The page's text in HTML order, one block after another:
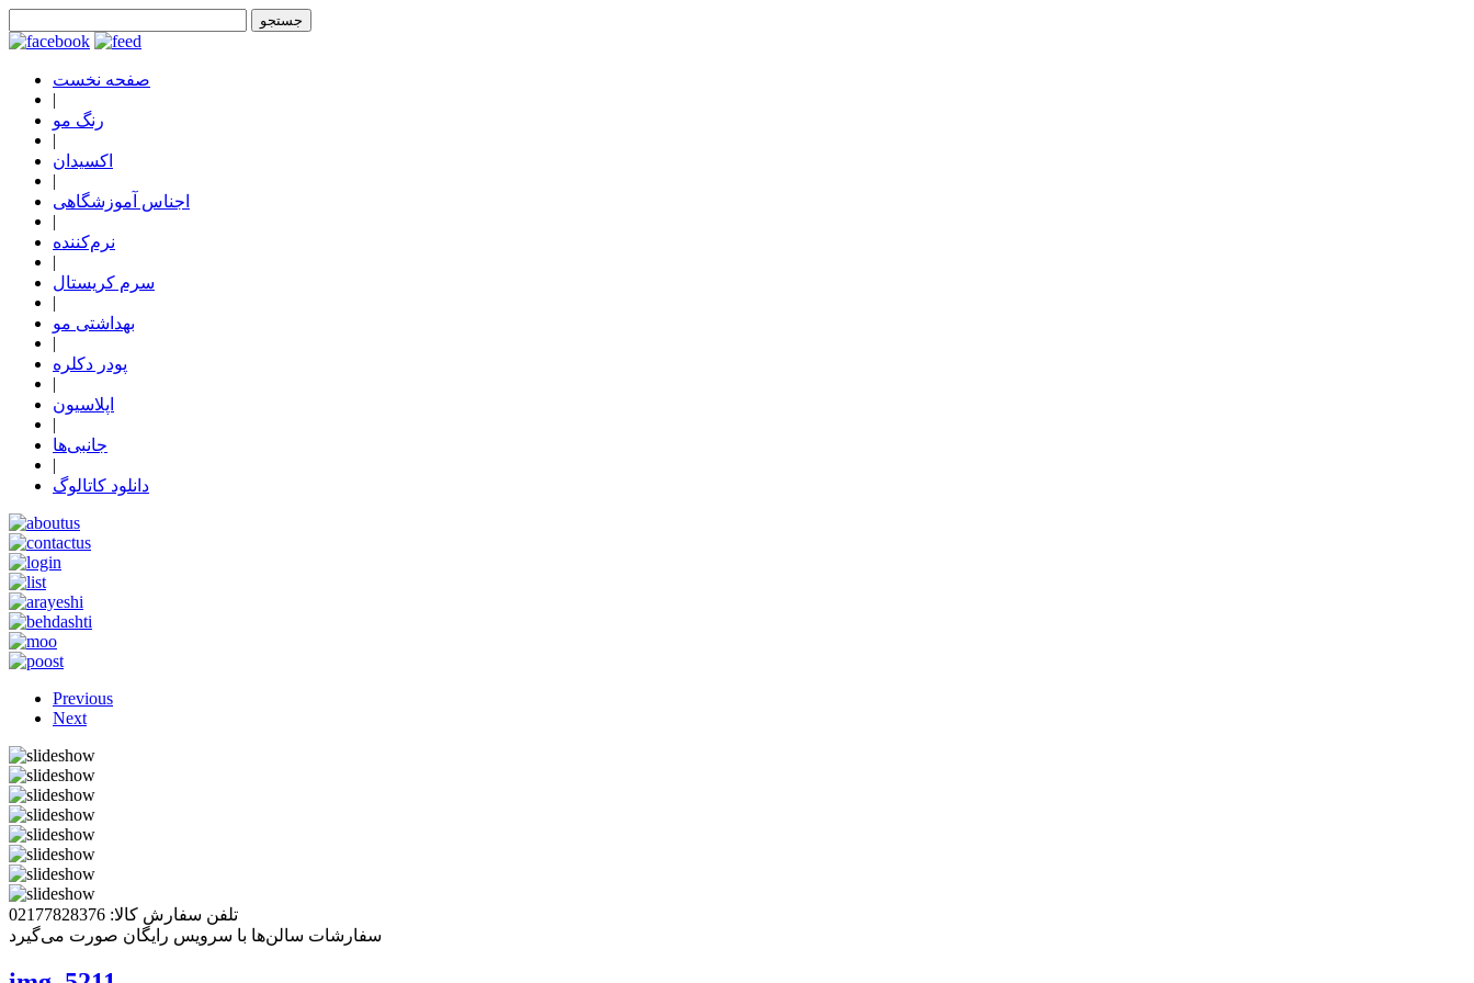
صفحه نخست
|
رنگ مو
|
اکسیدان
|
اجناس آموزشگاهی
|
نرم‌کننده
|
سرم کریستال
|
بهداشتی مو
|
پودر دکلره
|
اپلاسیون
|
جانبی‌ها
|
دانلود کاتالوگ
Previous
Next
تلفن سفارش کالا: 02177828376
سفارشات سالن‌ها با سرویس رایگان صورت می‌گیرد